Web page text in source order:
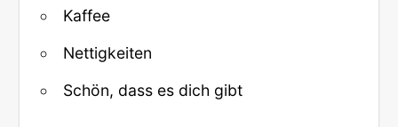
Kaffee
Nettigkeiten
Schön, dass es dich gibt